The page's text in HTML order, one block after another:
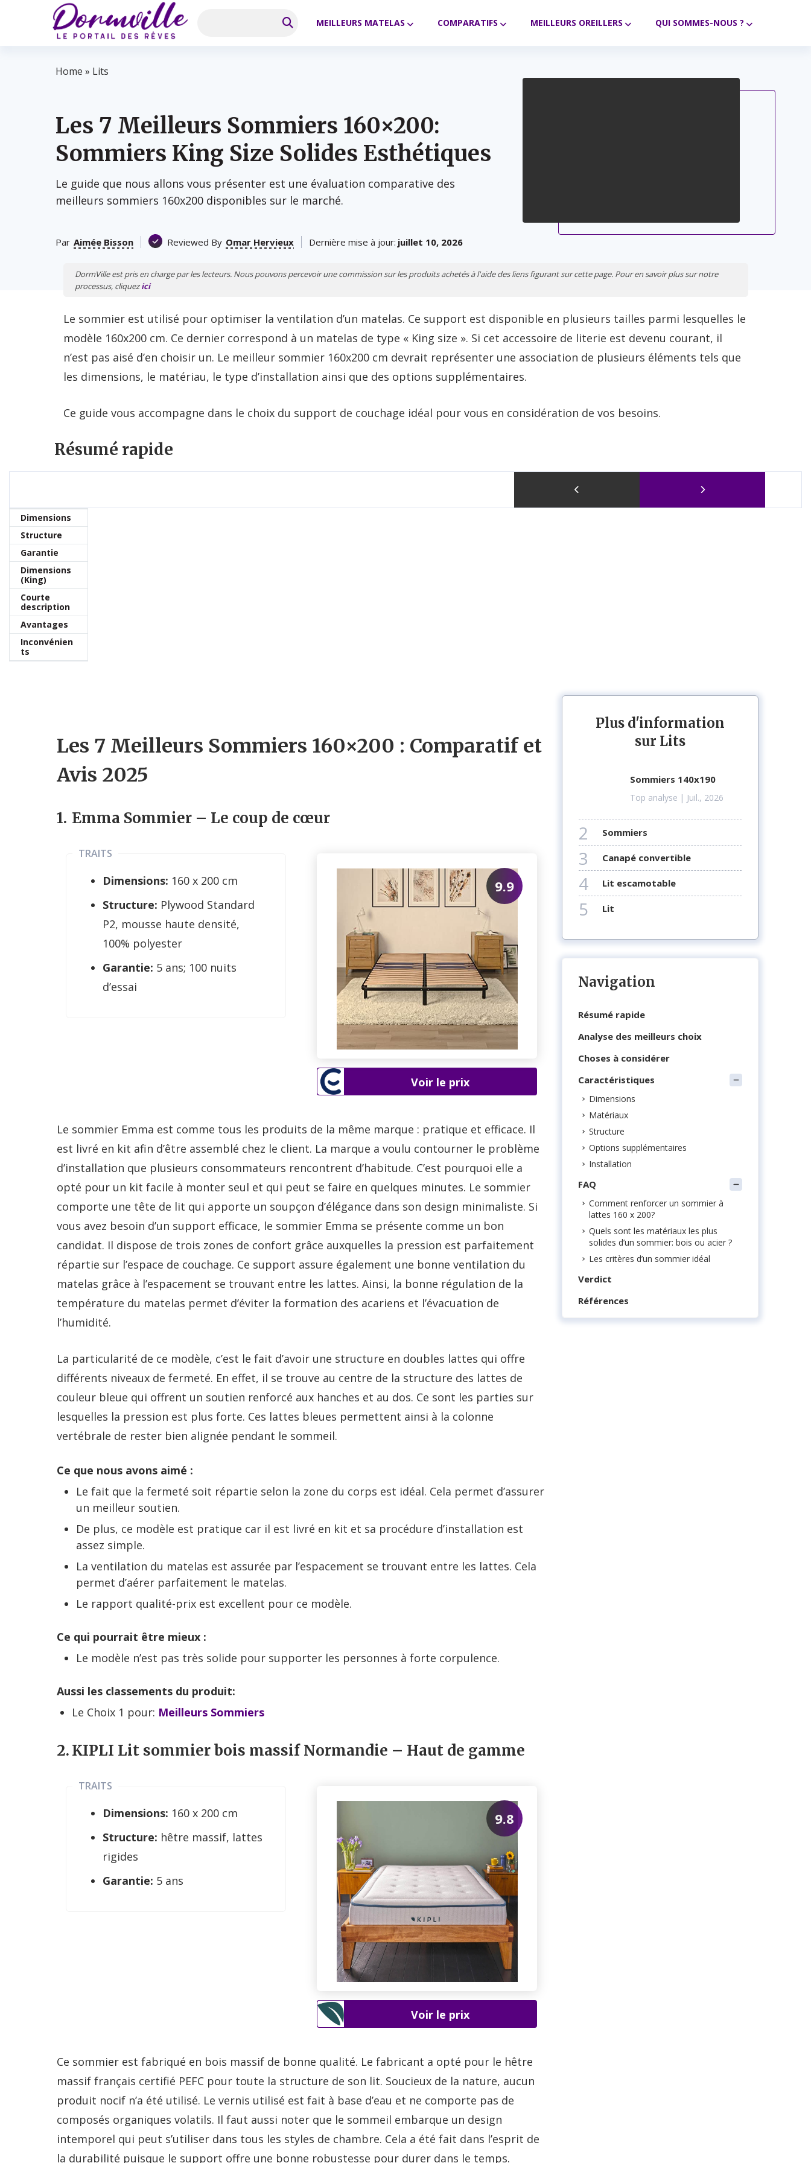
MEILLEURS MATELAS COMPARATIFS MEILLEURS OREILLERS QUI SOMMES-NOUS ?
Home » Lits
Les 7 Meilleurs Sommiers 160×200:
Sommiers King Size Solides Esthétiques
Le guide que nous allons vous présenter est une évaluation comparative des
meilleurs sommiers 160x200 disponibles sur le marché.
Par Aimée Bisson Reviewed By Omar Hervieux Dernière mise à jour: juillet 10, 2026
DormVille est pris en charge par les lecteurs. Nous pouvons percevoir une commission sur les produits achetés à l'aide des liens figurant sur cette page. Pour en savoir plus sur notre
processus, cliquezici
Le sommier est utilisé pour optimiser la ventilation d’un matelas. Ce support est disponible en plusieurs tailles parmi lesquelles le
modèle 160x200 cm. Ce dernier correspond à un matelas de type « King size ». Si cet accessoire de literie est devenu courant, il
n’est pas aisé d’en choisir un. Le meilleur sommier 160x200 cm devrait représenter une association de plusieurs éléments tels que
les dimensions, le matériau, le type d’installation ainsi que des options supplémentaires.
Ce guide vous accompagne dans le choix du support de couchage idéal pour vous en considération de vos besoins.
Résumé rapide
Dimensions
Structure
Garantie
Dimensions
(King)
Courte
description
Avantages
Inconvénien
ts
Les 7 Meilleurs Sommiers 160×200 : Comparatif et
Avis 2025
1. Emma Sommier – Le coup de cœur
TRAITS
Dimensions: 160 x 200 cm
Structure: Plywood Standard
P2, mousse haute densité,
100% polyester
Garantie: 5 ans; 100 nuits
d’essai
9.9
Voir le prix
Le sommier Emma est comme tous les produits de la même marque : pratique et efficace. Il
est livré en kit afin d’être assemblé chez le client. La marque a voulu contourner le problème
d’installation que plusieurs consommateurs rencontrent d’habitude. C’est pourquoi elle a
opté pour un kit facile à monter seul et qui peut se faire en quelques minutes. Le sommier
comporte une tête de lit qui apporte un soupçon d’élégance dans son design minimaliste. Si
vous avez besoin d’un support efficace, le sommier Emma se présente comme un bon
candidat. Il dispose de trois zones de confort grâce auxquelles la pression est parfaitement
répartie sur l’espace de couchage. Ce support assure également une bonne ventilation du
matelas grâce à l’espacement se trouvant entre les lattes. Ainsi, la bonne régulation de la
température du matelas permet d’éviter la formation des acariens et l’évacuation de
l’humidité.
La particularité de ce modèle, c’est le fait d’avoir une structure en doubles lattes qui offre
différents niveaux de fermeté. En effet, il se trouve au centre de la structure des lattes de
couleur bleue qui offrent un soutien renforcé aux hanches et au dos. Ce sont les parties sur
lesquelles la pression est plus forte. Ces lattes bleues permettent ainsi à la colonne
vertébrale de rester bien alignée pendant le sommeil.
Ce que nous avons aimé :
Le fait que la fermeté soit répartie selon la zone du corps est idéal. Cela permet d’assurer
un meilleur soutien.
De plus, ce modèle est pratique car il est livré en kit et sa procédure d’installation est
assez simple.
La ventilation du matelas est assurée par l’espacement se trouvant entre les lattes. Cela
permet d’aérer parfaitement le matelas.
Le rapport qualité-prix est excellent pour ce modèle.
Ce qui pourrait être mieux :
Le modèle n’est pas très solide pour supporter les personnes à forte corpulence.
Aussi les classements du produit:
Le Choix 1 pour: Meilleurs Sommiers
2.KIPLI Lit sommier bois massif Normandie – Haut de gamme
TRAITS
Dimensions: 160 x 200 cm
Structure: hêtre massif, lattes
rigides
Garantie: 5 ans
9.8
Voir le prix
Ce sommier est fabriqué en bois massif de bonne qualité. Le fabricant a opté pour le hêtre
massif français certifié PEFC pour toute la structure de son lit. Soucieux de la nature, aucun
produit nocif n’a été utilisé. Le vernis utilisé est fait à base d’eau et ne comporte pas de
composés organiques volatils. Il faut aussi noter que le sommeil embarque un design
intemporel qui peut s’utiliser dans tous les styles de chambre. Cela a été fait dans l’esprit de
la durabilité puisque le support offre une bonne robustesse pour durer dans le temps.
Plus d'information
sur Lits
sommiers 140x190
Top analyse | Juil., 2026
2 sommiers
3 canapé convertible
4 lit escamotable
5 lit
Navigation
Résumé rapide
Analyse des meilleurs choix
Choses à considérer
Caractéristiques
Dimensions
Matériaux
Structure
Options supplémentaires
Installation
FAQ
Comment renforcer un sommier à
lattes 160 x 200?
Quels sont les matériaux les plus
solides d’un sommier: bois ou acier ?
Les critères d’un sommier idéal
Verdict
Références